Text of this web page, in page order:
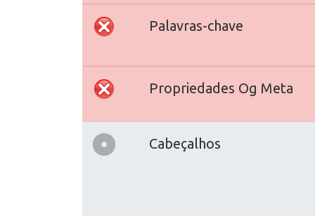
Palavras-chave
Propriedades Og Meta
Cabeçalhos